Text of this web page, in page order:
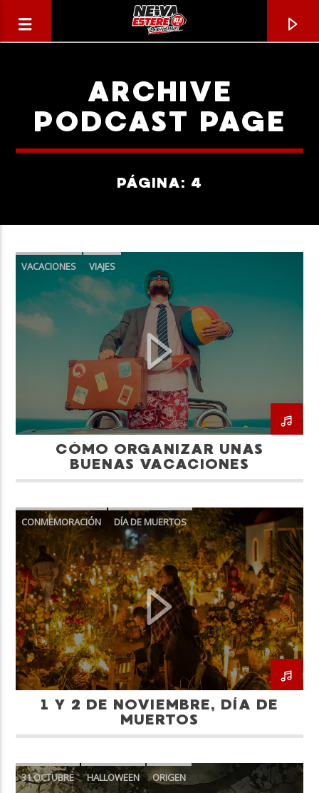
CANCIÓN ACTUAL
TÍTULO
ARTISTA
Neiva Estereo
ARCHIVE
PODCAST PAGE
PÁGINA: 4
VACACIONES VIAJES
CÓMO ORGANIZAR UNAS
BUENAS VACACIONES
CONMEMORACIÓN
DÍA DE MUERTOS
MÉXICO
1 Y 2 DE NOVIEMBRE, DÍA DE
MUERTOS
31 OCTUBRE HALLOWEEN ORIGEN